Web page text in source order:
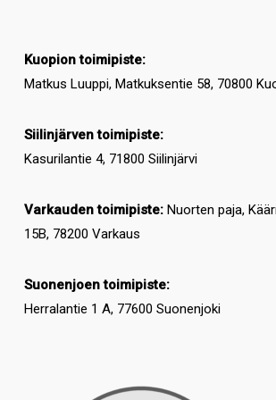
Kuopion toimipiste:
Matkus Luuppi, Matkuksentie 58, 70800
Siilinjärven toimipiste:
Kasurilantie 4, 71800 Siilinjärvi
Varkauden toimipiste:Nuorten paja,
15B, 78200 Varkaus
Suonenjoen toimipiste:
Herralantie 1 A, 77600 Suonenjoki